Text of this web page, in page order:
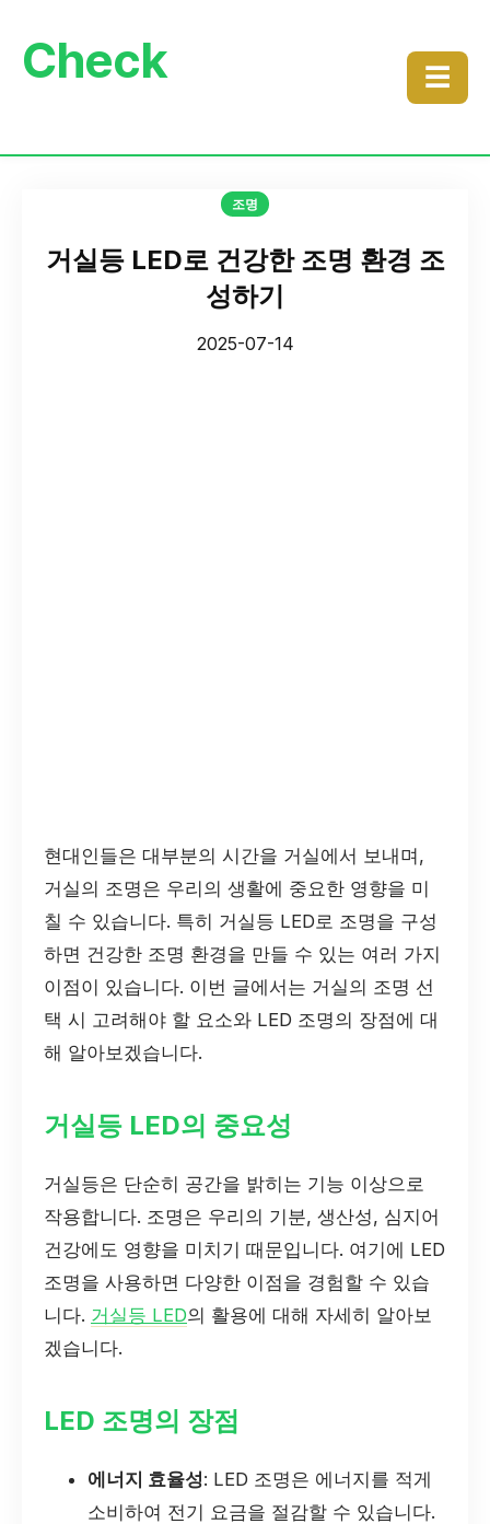
Check ☰
조명
거실등 LED로 건강한 조명 환경 조
성하기
2025-07-14
현대인들은 대부분의 시간을 거실에서 보내며,
거실의 조명은 우리의 생활에 중요한 영향을 미
칠 수 있습니다. 특히 거실등 LED로 조명을 구성
하면 건강한 조명 환경을 만들 수 있는 여러 가지
이점이 있습니다. 이번 글에서는 거실의 조명 선
택 시 고려해야 할 요소와 LED 조명의 장점에 대
해 알아보겠습니다.
거실등 LED의 중요성
거실등은 단순히 공간을 밝히는 기능 이상으로
작용합니다. 조명은 우리의 기분, 생산성, 심지어
건강에도 영향을 미치기 때문입니다. 여기에 LED
조명을 사용하면 다양한 이점을 경험할 수 있습
니다. 거실등 LED의 활용에 대해 자세히 알아보
겠습니다.
LED 조명의 장점
에너지 효율성: LED 조명은 에너지를 적게
소비하여 전기 요금을 절감할 수 있습니다.